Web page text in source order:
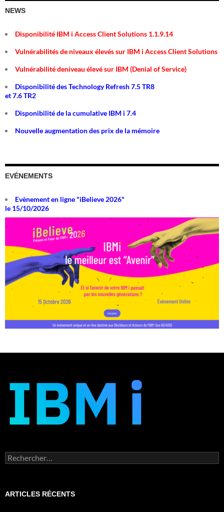
NEWS
Disponibilité IBM i Access Client Solutions 1.1.9.14
Vulnérabilités de niveaux élevés sur IBM i Access Client Solutions
Vulnérabilité deniveau élevé sur IBM (Denial of Service)
Disponibilité des Technology Refresh 7.5 TR8
et 7.6 TR2
Disponibilité de la cumulative IBM i 7.4
Nouvelle augmentation des prix de la mémoire
EVÉNEMENTS
Evènement en ligne "iBelieve 2026"
le 15/10/2026
Rechercher :
ARTICLES RÉCENTS